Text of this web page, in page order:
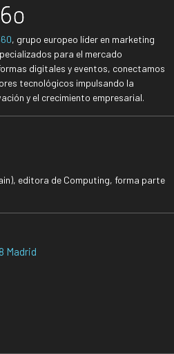
, grupo europeo líder en marketing
para el mercado
digitales y eventos, conectamos
tecnológicos impulsando la
y el crecimiento empresarial.
editora de Computing, forma parte
Madrid